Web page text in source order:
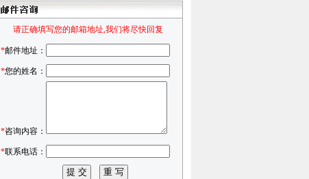
请正确填写您的邮箱地址,我们将尽快回复
*邮件地址：
*您的姓名：
*咨询内容：
*联系电话：